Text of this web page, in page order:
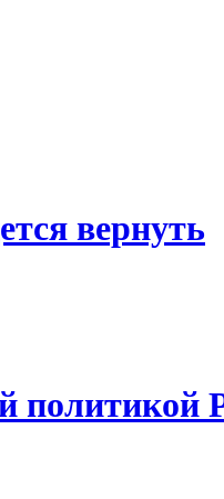
вернуть
политикой